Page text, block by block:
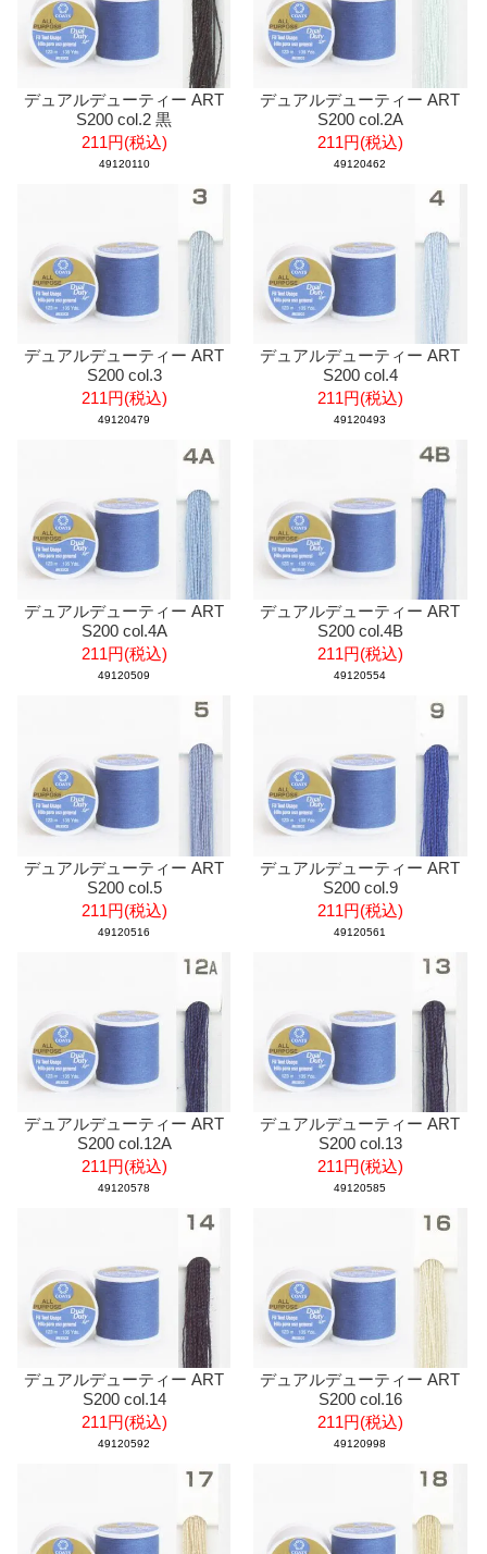
デュアルデューティー ART
S200 col.2 黒
211円(税込)
49120110
デュアルデューティー ART
S200 col.2A
211円(税込)
49120462
デュアルデューティー ART
S200 col.3
211円(税込)
49120479
デュアルデューティー ART
S200 col.4
211円(税込)
49120493
デュアルデューティー ART
S200 col.4A
211円(税込)
49120509
デュアルデューティー ART
S200 col.4B
211円(税込)
49120554
デュアルデューティー ART
S200 col.5
211円(税込)
49120516
デュアルデューティー ART
S200 col.9
211円(税込)
49120561
デュアルデューティー ART
S200 col.12A
211円(税込)
49120578
デュアルデューティー ART
S200 col.13
211円(税込)
49120585
デュアルデューティー ART
S200 col.14
211円(税込)
49120592
デュアルデューティー ART
S200 col.16
211円(税込)
49120998